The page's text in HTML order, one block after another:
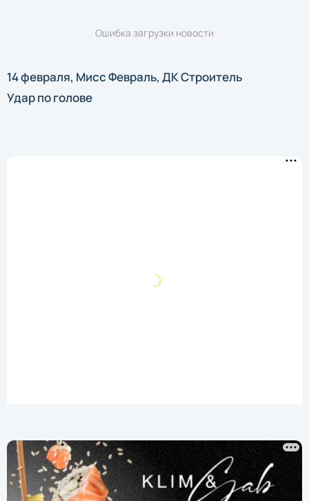
Ошибка загрузки новости
14 февраля, Мисс Февраль, ДК Строитель
Удар по голове